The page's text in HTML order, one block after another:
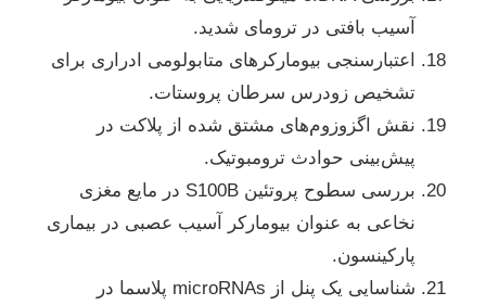
آسیب بافتی در ترومای شدید.
اعتبارسنجی بیومارکرهای متابولومی ادراری برای
تشخیص زودرس سرطان پروستات.
نقش اگزوزوم‌های مشتق شده از پلاکت در
پیش‌بینی حوادث ترومبوتیک.
بررسی سطوح پروتئین S100B در مایع مغزی
نخاعی به عنوان بیومارکر آسیب عصبی در بیماری
پارکینسون.
شناسایی یک پنل از microRNAs پلاسما در